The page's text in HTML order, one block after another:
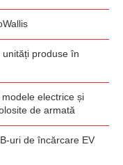
produse în
electrice și
de armată
uri de încărcare EV